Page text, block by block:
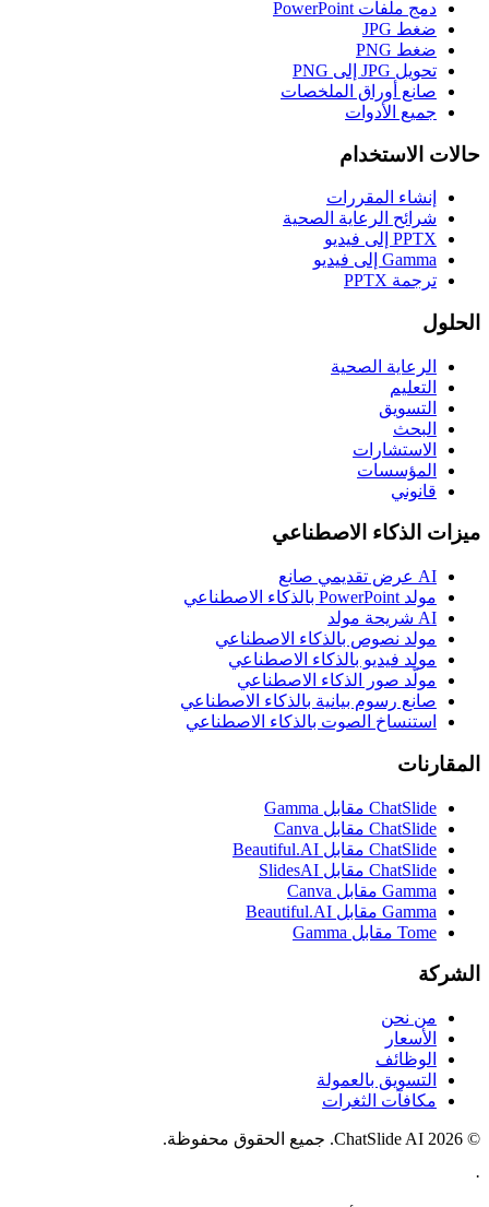
دمج ملفات PowerPoint
ضغط JPG
ضغط PNG
تحويل JPG إلى PNG
صانع أوراق الملخصات
جميع الأدوات
حالات الاستخدام
إنشاء المقررات
شرائح الرعاية الصحية
PPTX إلى فيديو
Gamma إلى فيديو
ترجمة PPTX
الحلول
الرعاية الصحية
التعليم
التسويق
البحث
الاستشارات
المؤسسات
قانوني
ميزات الذكاء الاصطناعي
AI عرض تقديمي صانع
مولد PowerPoint بالذكاء الاصطناعي
AI شريحة مولد
مولد نصوص بالذكاء الاصطناعي
مولد فيديو بالذكاء الاصطناعي
مولّد صور الذكاء الاصطناعي
صانع رسوم بيانية بالذكاء الاصطناعي
استنساخ الصوت بالذكاء الاصطناعي
المقارنات
ChatSlide مقابل Gamma
ChatSlide مقابل Canva
ChatSlide مقابل Beautiful.AI
ChatSlide مقابل SlidesAI
Gamma مقابل Canva
Gamma مقابل Beautiful.AI
Tome مقابل Gamma
الشركة
من نحن
الأسعار
الوظائف
التسويق بالعمولة
مكافآت الثغرات
© 2026 ChatSlide AI. جميع الحقوق محفوظة.
·